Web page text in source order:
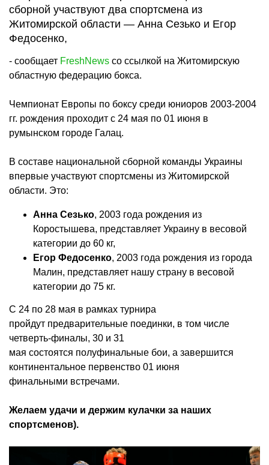
сборной участвуют два спортсмена из
Житомирской области — Анна Сезько и Егор
Федосенко,
- сообщает FreshNews со ссылкой на Житомирскую
областную федерацию бокса.
Чемпионат Европы по боксу среди юниоров 2003-2004
гг. рождения проходит с 24 мая по 01 июня в
румынском городе Галац.
В составе национальной сборной команды Украины
впервые участвуют спортсмены из Житомирской
области. Это:
Анна Сезько, 2003 года рождения из
Коростышева, представляет Украину в весовой
категории до 60 кг,
Егор Федосенко, 2003 года рождения из города
Малин, представляет нашу страну в весовой
категории до 75 кг.
С 24 по 28 мая в рамках турнира
пройдут предварительные поединки, в том числе
четверть-финалы, 30 и 31
мая состоятся полуфинальные бои, а завершится
континентальное первенство 01 июня
финальными встречами.
Желаем удачи и держим кулачки за наших
спортсменов).